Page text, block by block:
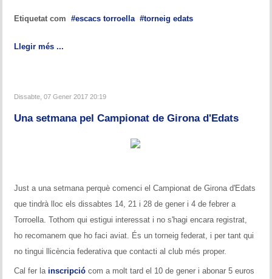
Etiquetat com escacs torroella torneig edats
Llegir més ...
Dissabte, 07 Gener 2017 20:19
Una setmana pel Campionat de Girona d'Edats
Just a una setmana perquè comenci el Campionat de Girona d'Edats
que tindrà lloc els dissabtes 14, 21 i 28 de gener i 4 de febrer a
Torroella. Tothom qui estigui interessat i no s'hagi encara registrat,
ho recomanem que ho faci aviat. És un torneig federat, i per tant qui
no tingui llicència federativa que contacti al club més proper.
Cal fer la inscripció com a molt tard el 10 de gener i abonar 5 euros